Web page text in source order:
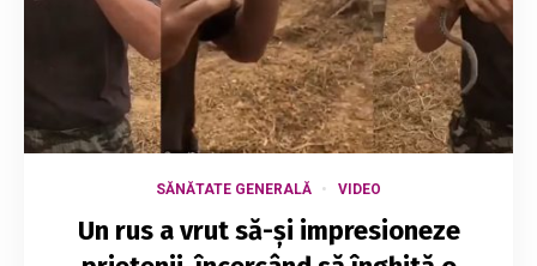
SĂNĂTATE GENERALĂ VIDEO
Un rus a vrut să-și impresioneze